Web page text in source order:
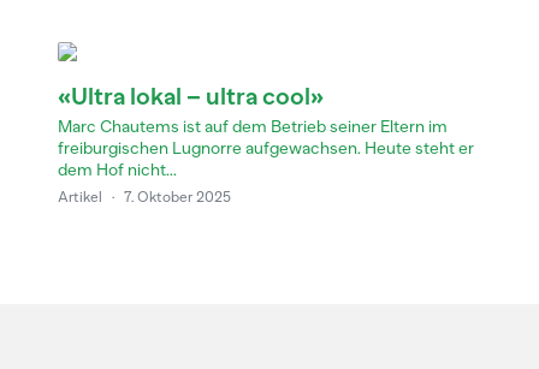
«Ultra lokal – ultra cool»
Marc Chautems ist auf dem Betrieb seiner Eltern im
freiburgischen Lugnorre aufgewachsen. Heute steht er
dem Hof nicht...
Artikel · 7. Oktober 2025